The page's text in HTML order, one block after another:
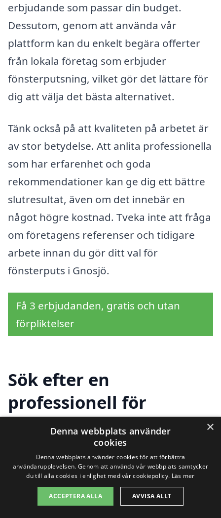
erbjudande som passar din budget.
Dessutom, genom att använda vår
plattform kan du enkelt begära offerter
från lokala företag som erbjuder
fönsterputsning, vilket gör det lättare för
dig att välja det bästa alternativet.
Tänk också på att kvaliteten på arbetet är
av stor betydelse. Att anlita professionella
som har erfarenhet och goda
rekommendationer kan ge dig ett bättre
slutresultat, även om det innebär en
något högre kostnad. Tveka inte att fråga
om företagens referenser och tidigare
arbete innan du gör ditt val för
fönsterputs i Gnosjö.
Få 3 erbjudanden, gratis och utan
förpliktelser
Sök efter en
professionell för
fönsterputs i andra
städer nära Gnosjö
Att hitta pålitliga och professionella
fönsterputsare i Gnosjö kan vara en
×
Denna webbplats använder
cookies
Denna webbplats använder cookies för att förbättra
användarupplevelsen. Genom att använda vår webbplats samtycker
du till alla cookies i enlighet med vår cookiepolicy. Läs mer
ACCEPTERA ALLA AVVISA ALLT